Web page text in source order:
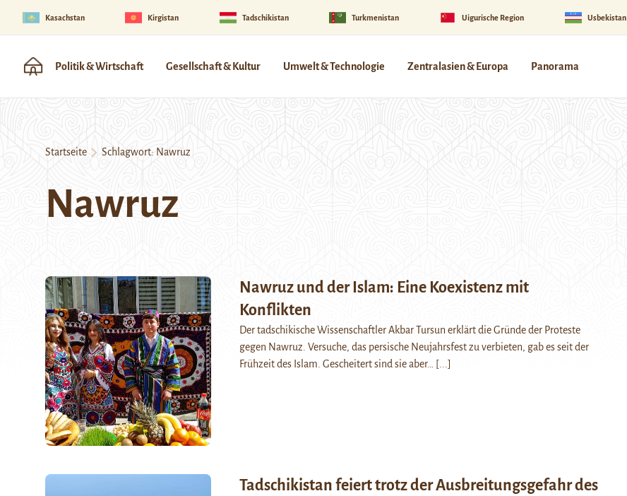
Kasachstan Kirgistan Tadschikistan Turkmenistan Uigurische Region Usbekistan
Politik & Wirtschaft Gesellschaft & Kultur Umwelt & Technologie Zentralasien & Europa Panorama
Startseite Schlagwort: Nawruz
Nawruz
Nawruz und der Islam: Eine Koexistenz mit
Konflikten
Der tadschikische Wissenschaftler Akbar Tursun erklärt die Gründe der Proteste
gegen Nawruz. Versuche, das persische Neujahrsfest zu verbieten, gab es seit der
Frühzeit des Islam. Gescheitert sind sie aber…
[...]
Tadschikistan feiert trotz der Ausbreitungsgefahr des